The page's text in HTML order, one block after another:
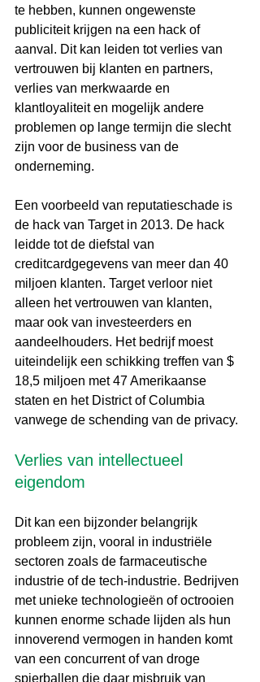
te hebben, kunnen ongewenste
publiciteit krijgen na een hack of
aanval. Dit kan leiden tot verlies van
vertrouwen bij klanten en partners,
verlies van merkwaarde en
klantloyaliteit en mogelijk andere
problemen op lange termijn die slecht
zijn voor de business van de
onderneming.
Een voorbeeld van reputatieschade is
de hack van Target in 2013. De hack
leidde tot de diefstal van
creditcardgegevens van meer dan 40
miljoen klanten. Target verloor niet
alleen het vertrouwen van klanten,
maar ook van investeerders en
aandeelhouders. Het bedrijf moest
uiteindelijk een schikking treffen van $
18,5 miljoen met 47 Amerikaanse
staten en het District of Columbia
vanwege de schending van de privacy.
Verlies van intellectueel
eigendom
Dit kan een bijzonder belangrijk
probleem zijn, vooral in industriële
sectoren zoals de farmaceutische
industrie of de tech-industrie. Bedrijven
met unieke technologieën of octrooien
kunnen enorme schade lijden als hun
innoverend vermogen in handen komt
van een concurrent of van droge
spierballen die daar misbruik van